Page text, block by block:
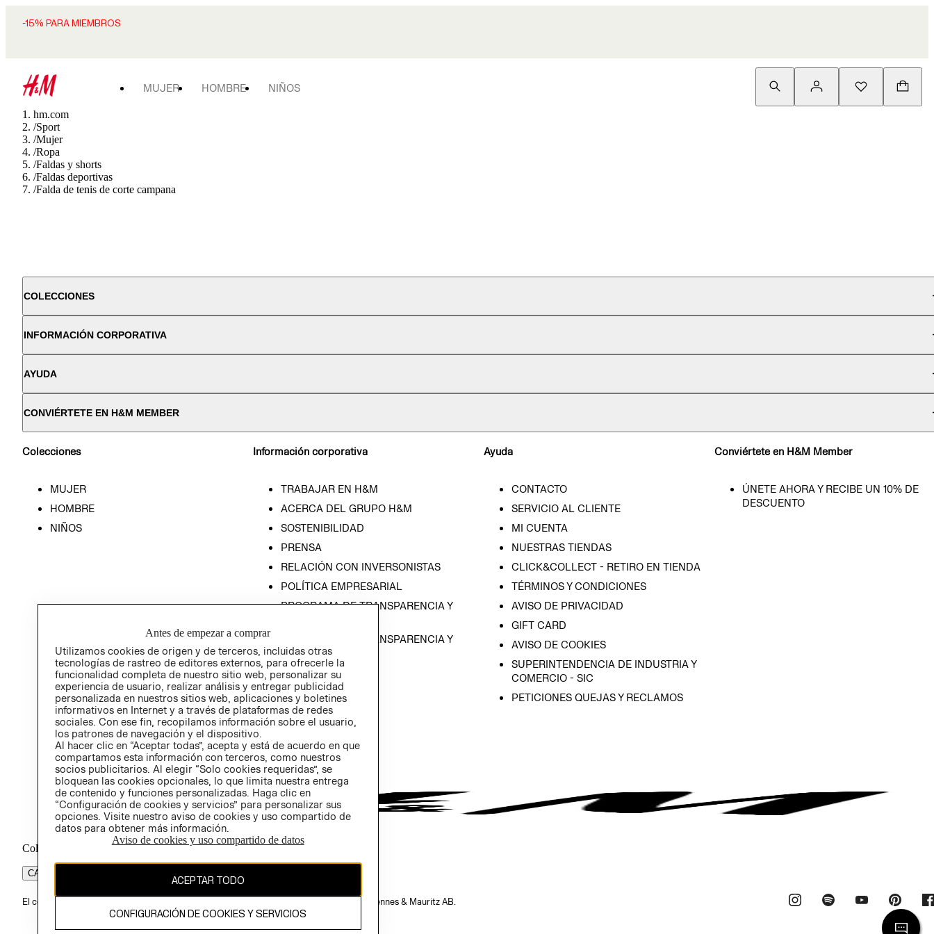
-15% PARA MIEMBROS
MUJER HOMBRE NIÑOS
hm.com
/Sport
/Mujer
/Ropa
/Faldas y shorts
/Faldas deportivas
/Falda de tenis de corte campana
COLECCIONES
INFORMACIÓN CORPORATIVA
AYUDA
CONVIÉRTETE EN H&M MEMBER
Colecciones
MUJER
HOMBRE
NIÑOS
Información corporativa
TRABAJAR EN H&M
ACERCA DEL GRUPO H&M
SOSTENIBILIDAD
PRENSA
RELACIÓN CON INVERSONISTAS
POLÍTICA EMPRESARIAL
PROGRAMA DE TRANSPARENCIA Y
PROGRAMA DE TRANSPARENCIA Y
ÉTICA (INGLÉS)
Ayuda
CONTACTO
SERVICIO AL CLIENTE
MI CUENTA
NUESTRAS TIENDAS
CLICK&COLLECT - RETIRO EN TIENDA
TÉRMINOS Y CONDICIONES
AVISO DE PRIVACIDAD
GIFT CARD
AVISO DE COOKIES
SUPERINTENDENCIA DE INDUSTRIA Y
COMERCIO - SIC
PETICIONES QUEJAS Y RECLAMOS
Conviértete en H&M Member
ÚNETE AHORA Y RECIBE UN 10% DE
DESCUENTO
Colombia ($)
CAMBIAR REGIÓN
El contenido de esta página web está protegido por copyright y es propiedad de H&M Hennes & Mauritz AB.
Antes de empezar a comprar
Utilizamos cookies de origen y de terceros, incluidas otras
tecnologías de rastreo de editores externos, para ofrecerle la
funcionalidad completa de nuestro sitio web, personalizar su
experiencia de usuario, realizar análisis y entregar publicidad
personalizada en nuestros sitios web, aplicaciones y boletines
informativos en Internet y a través de plataformas de redes
sociales. Con ese fin, recopilamos información sobre el usuario,
los patrones de navegación y el dispositivo.
Al hacer clic en “Aceptar todas”, acepta y está de acuerdo en que
compartamos esta información con terceros, como nuestros
socios publicitarios. Al elegir “Solo cookies requeridas”, se
bloquean las cookies opcionales, lo que limita nuestra entrega
de contenido y funciones personalizadas. Haga clic en
“Configuración de cookies y servicios” para personalizar sus
opciones. Visite nuestro aviso de cookies y uso compartido de
datos para obtener más información.
Aviso de cookies y uso compartido de datos
ACEPTAR TODO
CONFIGURACIÓN DE COOKIES Y SERVICIOS